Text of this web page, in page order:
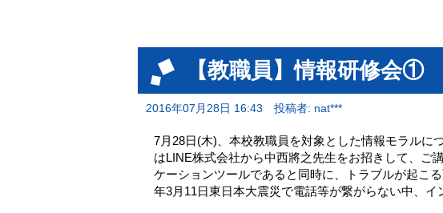
【教職員】情報研修会①
2016年07月28日 16:43 投稿者: nat***
7月28日(木)、本校教職員を対象とした情報モラルに
はLINE株式会社から中西將之先生をお招きして、ご
ケーションツールであると同時に、トラブルが起こ
年3月11日東日本大震災で電話等が繋がらない中、